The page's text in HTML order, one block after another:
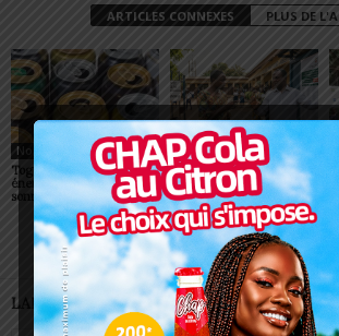
ARTICLES CONNEXES PLUS DE
Non classé
Togo/ Boissons
énergisantes: l’État tire la
sonnette d’alarme
Non classé
Togo/ Rentrée scolaire
2026-2027: consultez la
liste officielle des écoles
autorisées
LAISSER UN COMMENTAIRE